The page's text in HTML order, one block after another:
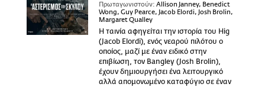
Πρωταγωνιστούν: Allison Janney, Benedict
Wong, Guy Pearce, Jacob Elordi, Josh Brolin,
Margaret Qualley
Η ταινία αφηγείται την ιστορία του Hig
(Jacob Elordi), ενός νεαρού πιλότου ο
οποίος, μαζί με έναν ειδικό στην
επιβίωση, τον Bangley (Josh Brolin),
έχουν δημιουργήσει ένα λειτουργικό
αλλά απομονωμένο καταφύγιο σε έναν